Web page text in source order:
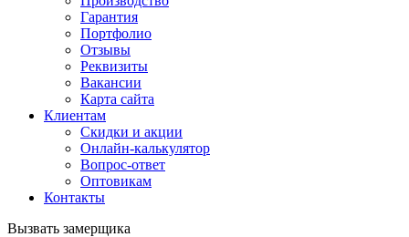
Гарантия
Портфолио
Отзывы
Реквизиты
Вакансии
Карта сайта
Клиентам
Скидки и акции
Онлайн-калькулятор
Вопрос-ответ
Оптовикам
Контакты
Вызвать замерщика